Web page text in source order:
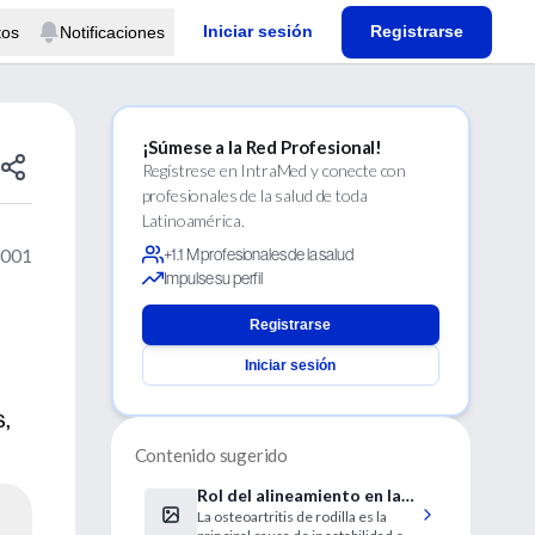
Notificaciones Iniciar sesión Registrarse
¡Súmese a la Red Profesional!
Regístrese en IntraMed y conecte con
profesionales de la salud de toda
Latinoamérica.
+1.1 M profesionales de la salud
Impulse su perfil
Registrarse
Iniciar sesión
Contenido sugerido
Rol del alineamiento en la
progresión de la
La osteoartritis de rodilla es la